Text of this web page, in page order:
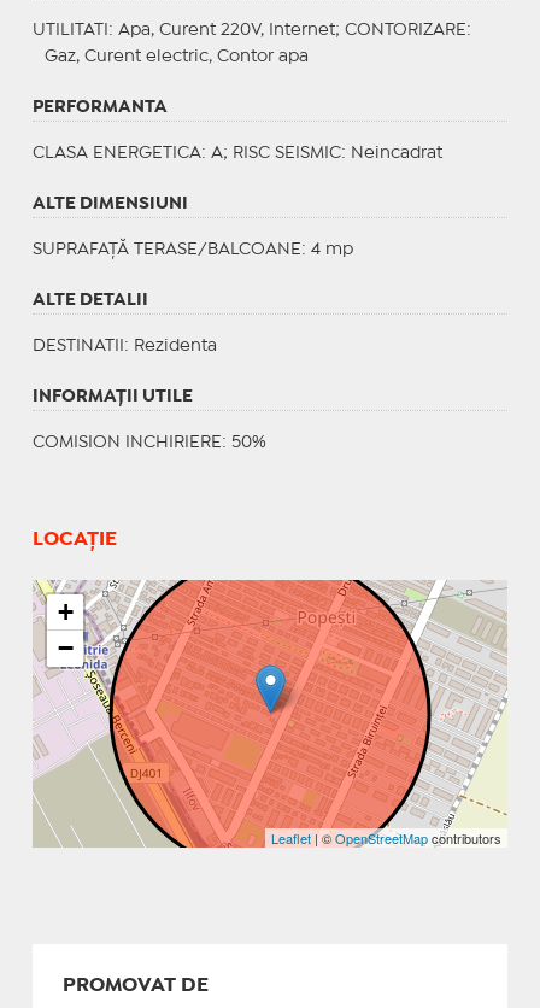
UTILITATI : Apa, Curent 220V, Internet; CONTORIZARE :
Gaz, Curent electric, Contor apa
PERFORMANTA
CLASA ENERGETICA: A; RISC SEISMIC: Neincadrat
ALTE DIMENSIUNI
SUPRAFAȚĂ TERASE/BALCOANE: 4 mp
ALTE DETALII
DESTINATII : Rezidenta
INFORMAŢII UTILE
COMISION INCHIRIERE: 50%
LOCAȚIE
+
−
Leaflet | ©OpenStreetMapcontributors
PROMOVAT DE